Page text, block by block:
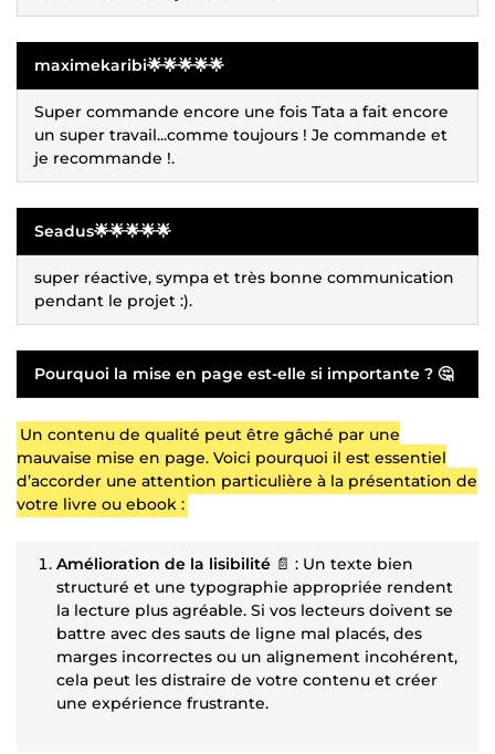
maximekaribi🌟🌟🌟🌟🌟
Super commande encore une fois Tata a fait encore
un super travail...comme toujours ! Je commande et
je recommande !.
Seadus🌟🌟🌟🌟🌟
super réactive, sympa et très bonne communication
pendant le projet :).
Pourquoi la mise en page est-elle si importante ? 🤔
Un contenu de qualité peut être gâché par une
mauvaise mise en page. Voici pourquoi il est essentiel
d’accorder une attention particulière à la présentation de
votre livre ou ebook :
Amélioration de la lisibilité 📄 : Un texte bien
structuré et une typographie appropriée rendent
la lecture plus agréable. Si vos lecteurs doivent se
battre avec des sauts de ligne mal placés, des
marges incorrectes ou un alignement incohérent,
cela peut les distraire de votre contenu et créer
une expérience frustrante.